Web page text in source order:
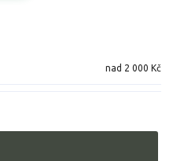
nad 2 000 Kč